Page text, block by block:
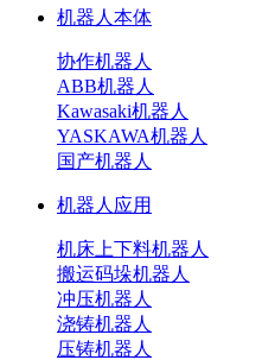
机器人本体
协作机器人
ABB机器人
Kawasaki机器人
YASKAWA机器人
国产机器人
机器人应用
机床上下料机器人
搬运码垛机器人
冲压机器人
浇铸机器人
压铸机器人